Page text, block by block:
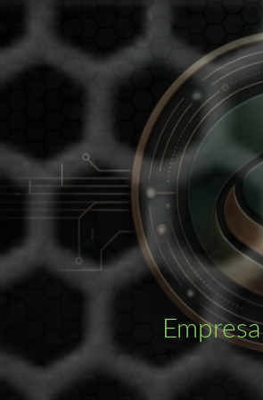
contenido